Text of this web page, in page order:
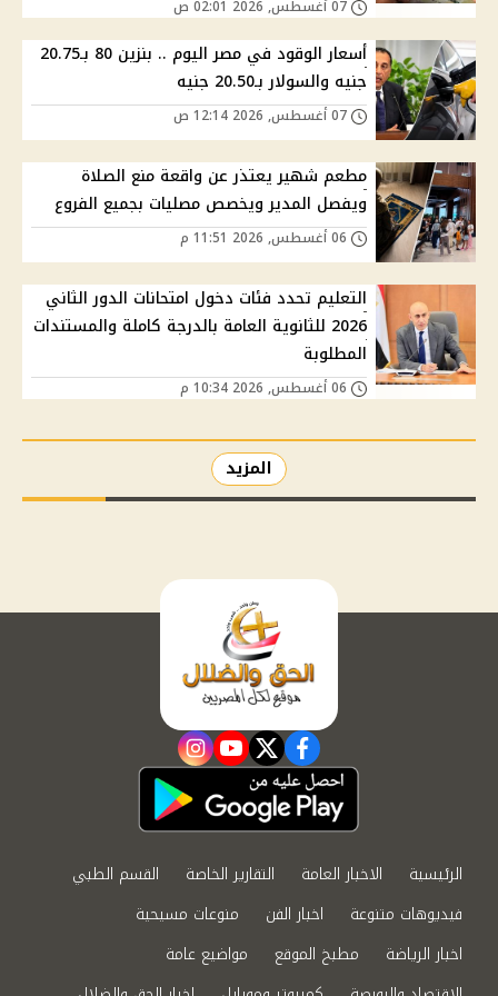
أسعار الوقود في مصر اليوم .. بنزين 80 بـ20.75
جنيه والسولار بـ20.50 جنيه
مطعم شهير يعتذر عن واقعة منع الصلاة
ويفصل المدير ويخصص مصليات بجميع الفروع
التعليم تحدد فئات دخول امتحانات الدور الثاني
2026 للثانوية العامة بالدرجة كاملة والمستندات
المطلوبة
المزيد
facebook
twitter
youtube
instagram
الرئيسية الاخبار العامة التقارير الخاصة
القسم الطبي
فيديوهات متنوعة
اخبار الفن
منوعات مسيحية
اخبار الرياضة
مطبخ الموقع
مواضيع عامة